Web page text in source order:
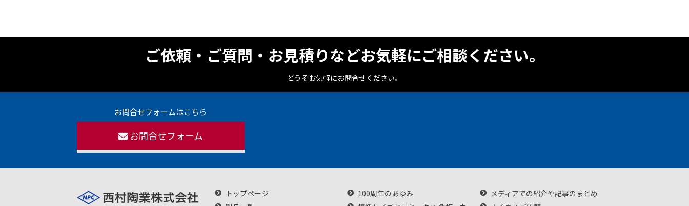
ご依頼・ご質問・お見積りなどお気軽にご相談ください。
どうぞお気軽にお問合せください。
お問合せフォームはこちら
お問合せフォーム
トップページ
100周年のあゆみ
メディアでの紹介や記事のまとめ